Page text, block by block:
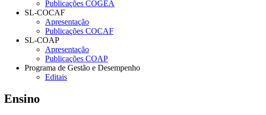
Publicações COGEA
SL-COCAF
Apresentação
Publicações COCAF
SL-COAP
Apresentação
Publicações COAP
Programa de Gestão e Desempenho
Editais
Ensino